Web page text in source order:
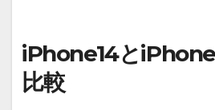
iPhone14と
比較